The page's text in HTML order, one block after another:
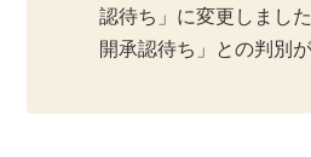
認待ち」に変更しまし
開承認待ち」との判別